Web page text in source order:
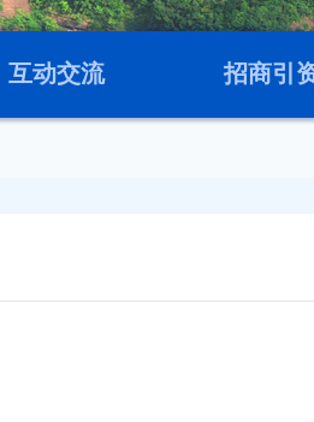
互动交流 招商引